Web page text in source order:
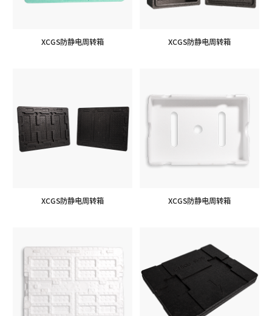
XCGS防静电周转箱 XCGS防静电周转箱
XCGS防静电周转箱 XCGS防静电周转箱